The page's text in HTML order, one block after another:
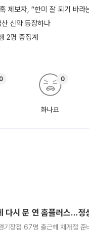
제보자, “한미 잘 되기 바라
신약 등장하나
2명 중징계
화나요
0
다시 문 연 홈플러스…정
기장점 67명 출근해 재개점